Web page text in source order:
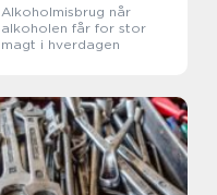
Alkoholmisbrug når
alkoholen får for stor
magt i hverdagen